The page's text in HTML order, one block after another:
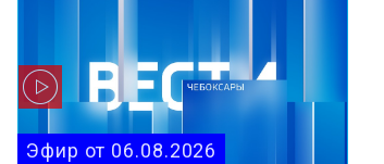
Эфир от 06.08.2026